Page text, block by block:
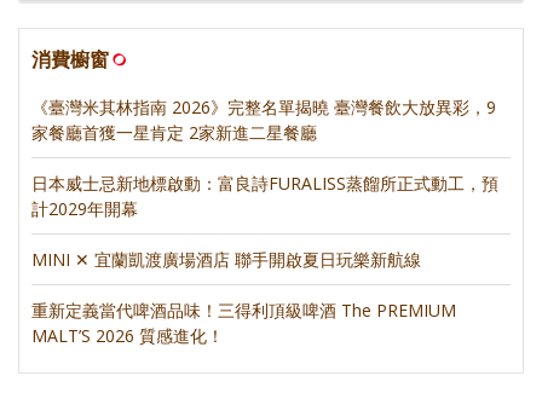
消費櫥窗
《臺灣米其林指南 2026》完整名單揭曉 臺灣餐飲大放異彩，9
家餐廳首獲一星肯定 2家新進二星餐廳
日本威士忌新地標啟動：富良詩FURALISS蒸餾所正式動工，預
計2029年開幕
MINI ✕ 宜蘭凱渡廣場酒店 聯手開啟夏日玩樂新航線
重新定義當代啤酒品味！三得利頂級啤酒 The PREMIUM
MALT’S 2026 質感進化！